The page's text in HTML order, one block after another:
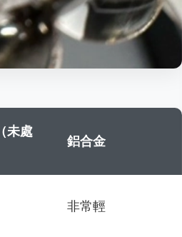
未處
鋁合金
非常輕